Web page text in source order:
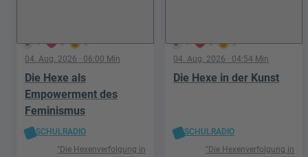
1 0 0
04. Aug. 2026 · 06:00 Min
Die Hexe als
Empowerment des
Feminismus
SCHULRADIO
"Die Hexenverfolgung in
1 0 0
04. Aug. 2026 · 04:54 Min
Die Hexe in der Kunst
SCHULRADIO
"Die Hexenverfolgung in